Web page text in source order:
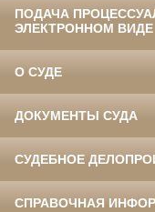
ПОДАЧА
ЭЛЕКТРОННОМ ВИДЕ
О СУДЕ
ДОКУМЕНТЫ СУДА
СУДЕБНОЕ
СПРАВОЧНАЯ